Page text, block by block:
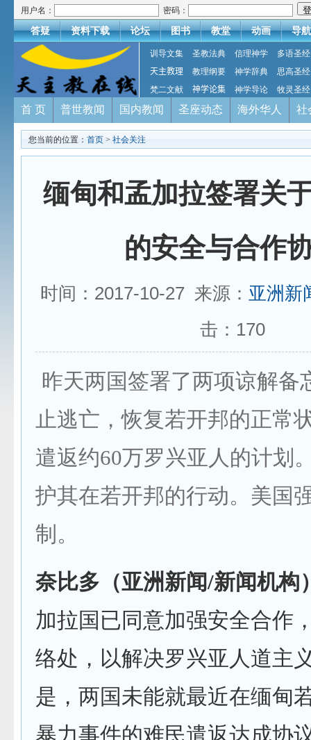
用户名： 密码：
答疑 资料下载 论坛 图书 教堂 动画 导航
训导文集 圣教法典 信理神学
多语圣经
天主教理
教理纲要 神学辞典
思高圣经
梵二文献
神学论集 神学导论 牧灵圣经
首 页 普世教闻 国内教闻 圣座动态 海外华人 社
您当前的位置： 首页 > 社会关注
缅甸和孟加拉签署关
的安全与合作
时间：2017-10-27 来源： 亚洲新
击： 170
昨天两国签署了两项谅解备
止逃亡，恢复若开邦的正常
遣返约60万罗兴亚人的计划
护其在若开邦的行动。美国
制。
奈比多（亚洲新闻/新闻机构
加拉国已同意加强安全合作
络处，以解决罗兴亚人道主
是，两国未能就最近在缅甸
暴力事件的难民遣返达成协